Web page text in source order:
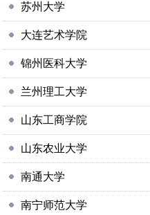
苏州大学
大连艺术学院
锦州医科大学
兰州理工大学
山东工商学院
山东农业大学
南通大学
南宁师范大学